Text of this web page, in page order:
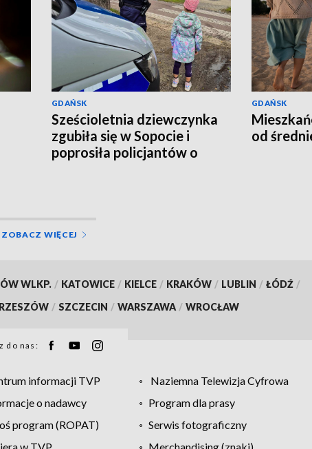
GDAŃSK
Sześcioletnia dziewczynka
zgubiła się w Sopocie i
poprosiła policjantów o
GDAŃSK
od
ZOBACZ WIĘCEJ
WLKP. / KATOWICE / KIELCE / KRAKÓW / LUBLIN / ŁÓDŹ /
RZESZÓW / SZCZECIN / WARSZAWA / WROCŁAW
do nas:
informacji TVP Naziemna Telewizja Cyfrowa
o nadawcy
Program dla prasy
program (ROPAT)
Serwis fotograficzny